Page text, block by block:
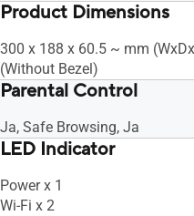
Bandwidth Limiter Rule : 32,
Ja, Ja, Ja, Ja, • Traffic
Daily, Weekly, Monthly, Ja
Ja, Ja, Ja
Product Dimensions
300 x 188 x 60.5 ~ mm
(Without Bezel)
Parental Control
Ja, Safe Browsing, Ja
LED Indicator
Power x 1
Wi-Fi x 2